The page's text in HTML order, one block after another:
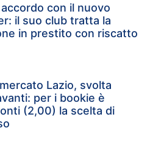
con il nuovo
il suo club tratta la
in prestito con riscatto
Lazio, svolta
per i bookie è
(2,00) la scelta di